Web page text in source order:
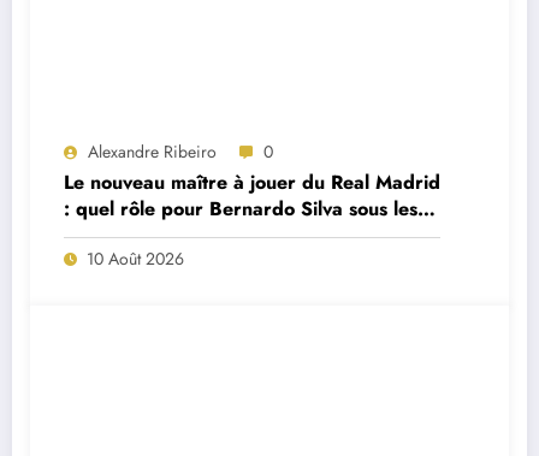
Alexandre Ribeiro 0
Le nouveau maître à jouer du Real Madrid
: quel rôle pour Bernardo Silva sous les
ordres de José Mourinho ?
10 Août 2026